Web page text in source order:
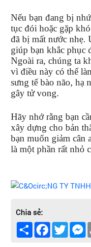
Nếu bạn đang bị
tục đói hoặc gặp
đãbị mất nước nhẹ.
giúp bạn khắc phục
Ngoài ra, chúng ta
vì điều này có thể
sưng tế bào não, hạ
gây tử vong.
Hãy nhớ rằng bạn
xây dựng cho bản
bạn muốn giảm cân
là một phần rất nhỏ
Chia sẻ:
Share Facebook
Twitter